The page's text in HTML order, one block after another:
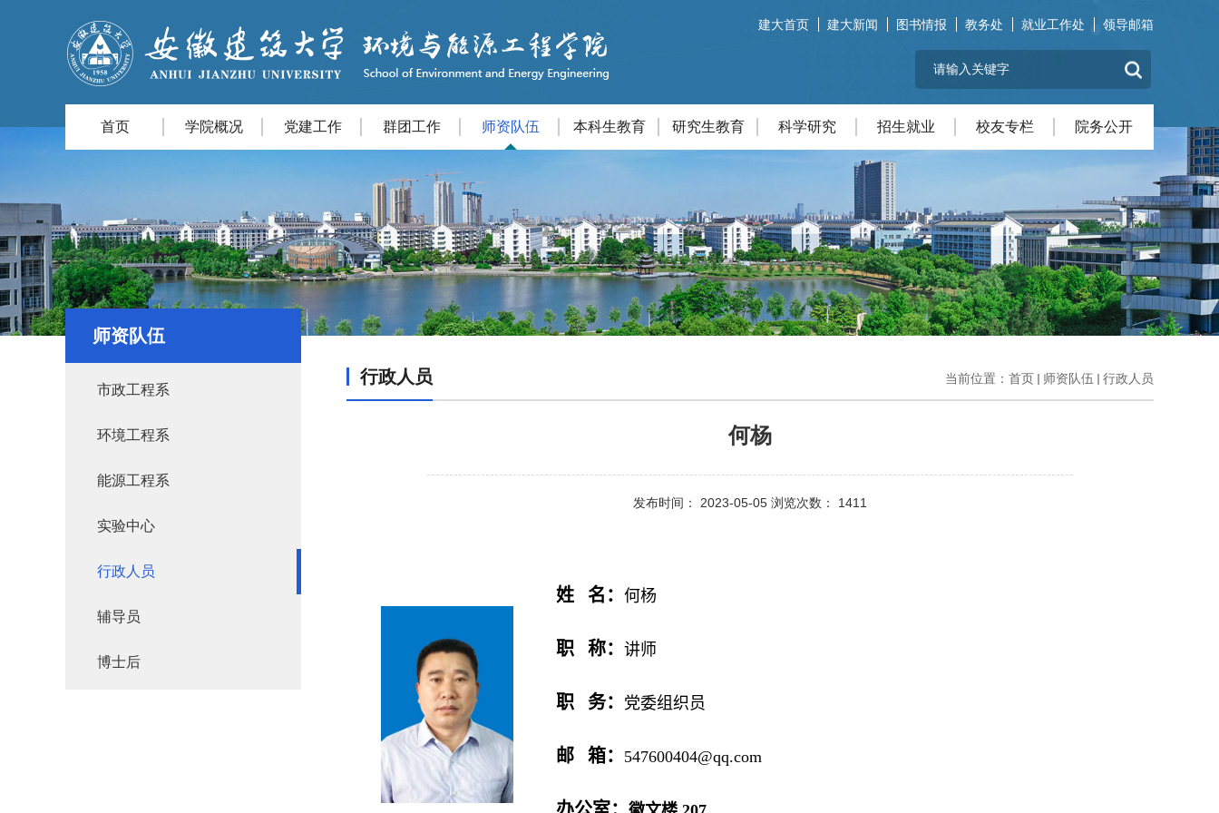
建大首页 建大新闻 图书情报 教务处 就业工作处 领导邮箱
首页 学院概况 党建工作 群团工作 师资队伍 本科生教育 研究生教育 科学研究 招生就业 校友专栏 院务公开
师资队伍
市政工程系
环境工程系
能源工程系
实验中心
行政人员
辅导员
博士后
行政人员 当前位置： 首页 师资队伍 行政人员
何杨
发布时间： 2023-05-05 浏览次数： 1411
姓 名： 何杨
职 称： 讲师
职 务： 党委组织员
邮 箱： 547600404@qq.com